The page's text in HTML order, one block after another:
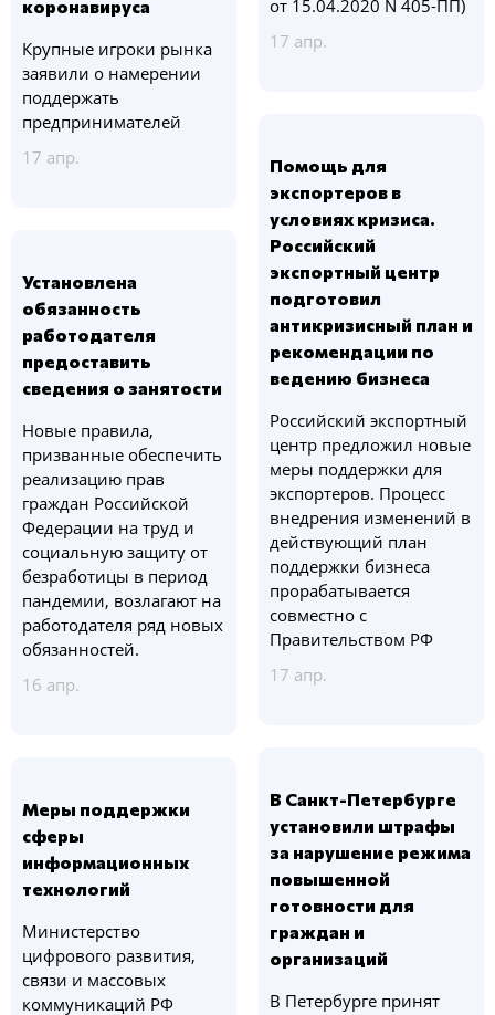
от 15.04.2020 N 405-ПП)
17 апр.
коронавируса
Крупные игроки рынка
заявили о намерении
поддержать
предпринимателей
17 апр.
Помощь для
экспортеров в
условиях кризиса.
Российский
экспортный центр
подготовил
антикризисный план и
рекомендации по
ведению бизнеса
Российский экспортный
центр предложил новые
меры поддержки для
экспортеров. Процесс
внедрения изменений в
действующий план
поддержки бизнеса
прорабатывается
совместно с
Правительством РФ
17 апр.
Установлена
обязанность
работодателя
предоставить
сведения о занятости
Новые правила,
призванные обеспечить
реализацию прав
граждан Российской
Федерации на труд и
социальную защиту от
безработицы в период
пандемии, возлагают на
работодателя ряд новых
обязанностей.
16 апр.
В Санкт-Петербурге
установили штрафы
за нарушение режима
повышенной
готовности для
граждан и
организаций
В Петербурге принят
Меры поддержки
сферы
информационных
технологий
Министерство
цифрового развития,
связи и массовых
коммуникаций РФ